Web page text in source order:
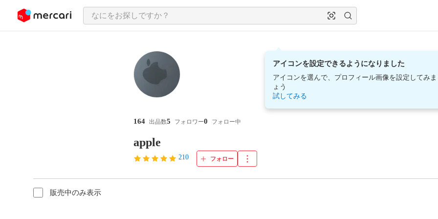
ツにスキップ
アイコンを設定できるようになりました
アイコンを選んで、プロフィール画像を設定してみ
ょう
試してみる
apple
210 フォロー
164 出品数5 フォロワー0 フォロー中
販売中のみ表示